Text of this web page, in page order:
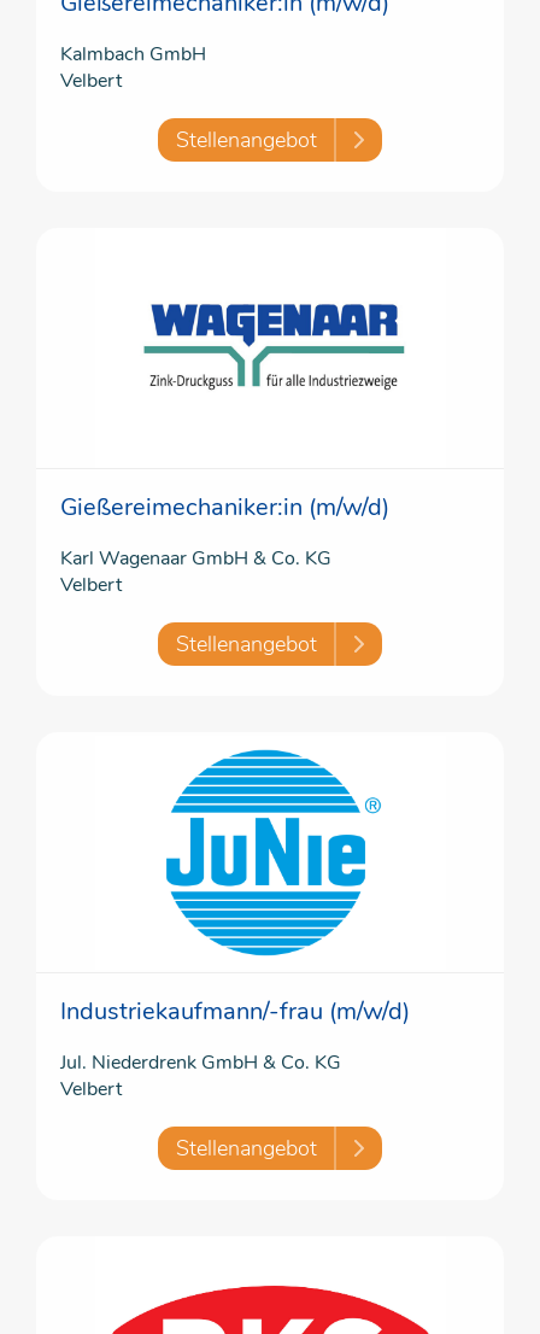
Kalmbach GmbH
Velbert
Stellenangebot
Gießereimechaniker:in (m/w/d)
Karl Wagenaar GmbH & Co. KG
Velbert
Stellenangebot
Industriekaufmann/-frau (m/w/d)
Jul. Niederdrenk GmbH & Co. KG
Velbert
Stellenangebot